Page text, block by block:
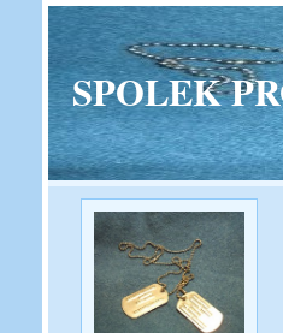
SPOLEK